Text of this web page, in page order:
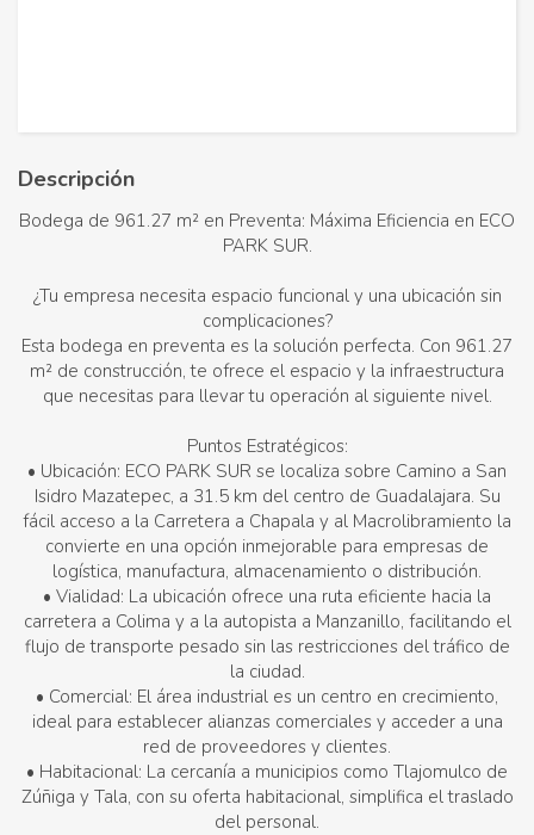
Descripción
Bodega de 961.27 m² en Preventa: Máxima Eficiencia en ECO
PARK SUR.
¿Tu empresa necesita espacio funcional y una ubicación sin
complicaciones?
Esta bodega en preventa es la solución perfecta. Con 961.27
m² de construcción, te ofrece el espacio y la infraestructura
que necesitas para llevar tu operación al siguiente nivel.
Puntos Estratégicos:
• Ubicación: ECO PARK SUR se localiza sobre Camino a San
Isidro Mazatepec, a 31.5 km del centro de Guadalajara. Su
fácil acceso a la Carretera a Chapala y al Macrolibramiento la
convierte en una opción inmejorable para empresas de
logística, manufactura, almacenamiento o distribución.
• Vialidad: La ubicación ofrece una ruta eficiente hacia la
carretera a Colima y a la autopista a Manzanillo, facilitando el
flujo de transporte pesado sin las restricciones del tráfico de
la ciudad.
• Comercial: El área industrial es un centro en crecimiento,
ideal para establecer alianzas comerciales y acceder a una
red de proveedores y clientes.
• Habitacional: La cercanía a municipios como Tlajomulco de
Zúñiga y Tala, con su oferta habitacional, simplifica el traslado
del personal.